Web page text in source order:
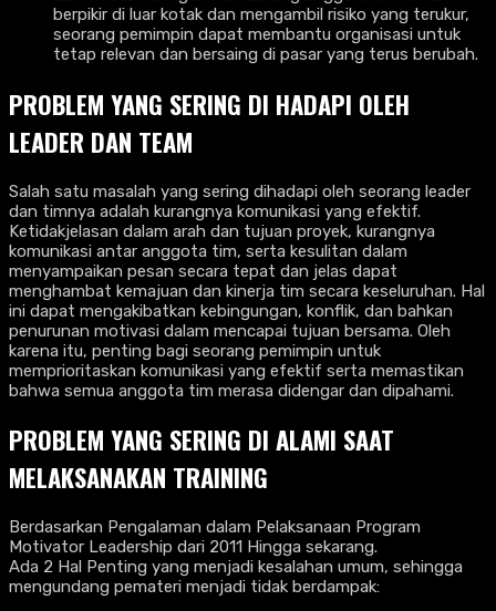
berpikir di luar kotak dan mengambil risiko yang terukur,
seorang pemimpin dapat membantu organisasi untuk
tetap relevan dan bersaing di pasar yang terus berubah.
PROBLEM YANG SERING DI HADAPI OLEH
LEADER DAN TEAM
Salah satu masalah yang sering dihadapi oleh seorang leader
dan timnya adalah kurangnya komunikasi yang efektif.
Ketidakjelasan dalam arah dan tujuan proyek, kurangnya
komunikasi antar anggota tim, serta kesulitan dalam
menyampaikan pesan secara tepat dan jelas dapat
menghambat kemajuan dan kinerja tim secara keseluruhan. Hal
ini dapat mengakibatkan kebingungan, konflik, dan bahkan
penurunan motivasi dalam mencapai tujuan bersama. Oleh
karena itu, penting bagi seorang pemimpin untuk
memprioritaskan komunikasi yang efektif serta memastikan
bahwa semua anggota tim merasa didengar dan dipahami.
PROBLEM YANG SERING DI ALAMI SAAT
MELAKSANAKAN TRAINING
Berdasarkan Pengalaman dalam Pelaksanaan Program
Motivator Leadership dari 2011 Hingga sekarang.
Ada 2 Hal Penting yang menjadi kesalahan umum, sehingga
mengundang pemateri menjadi tidak berdampak: